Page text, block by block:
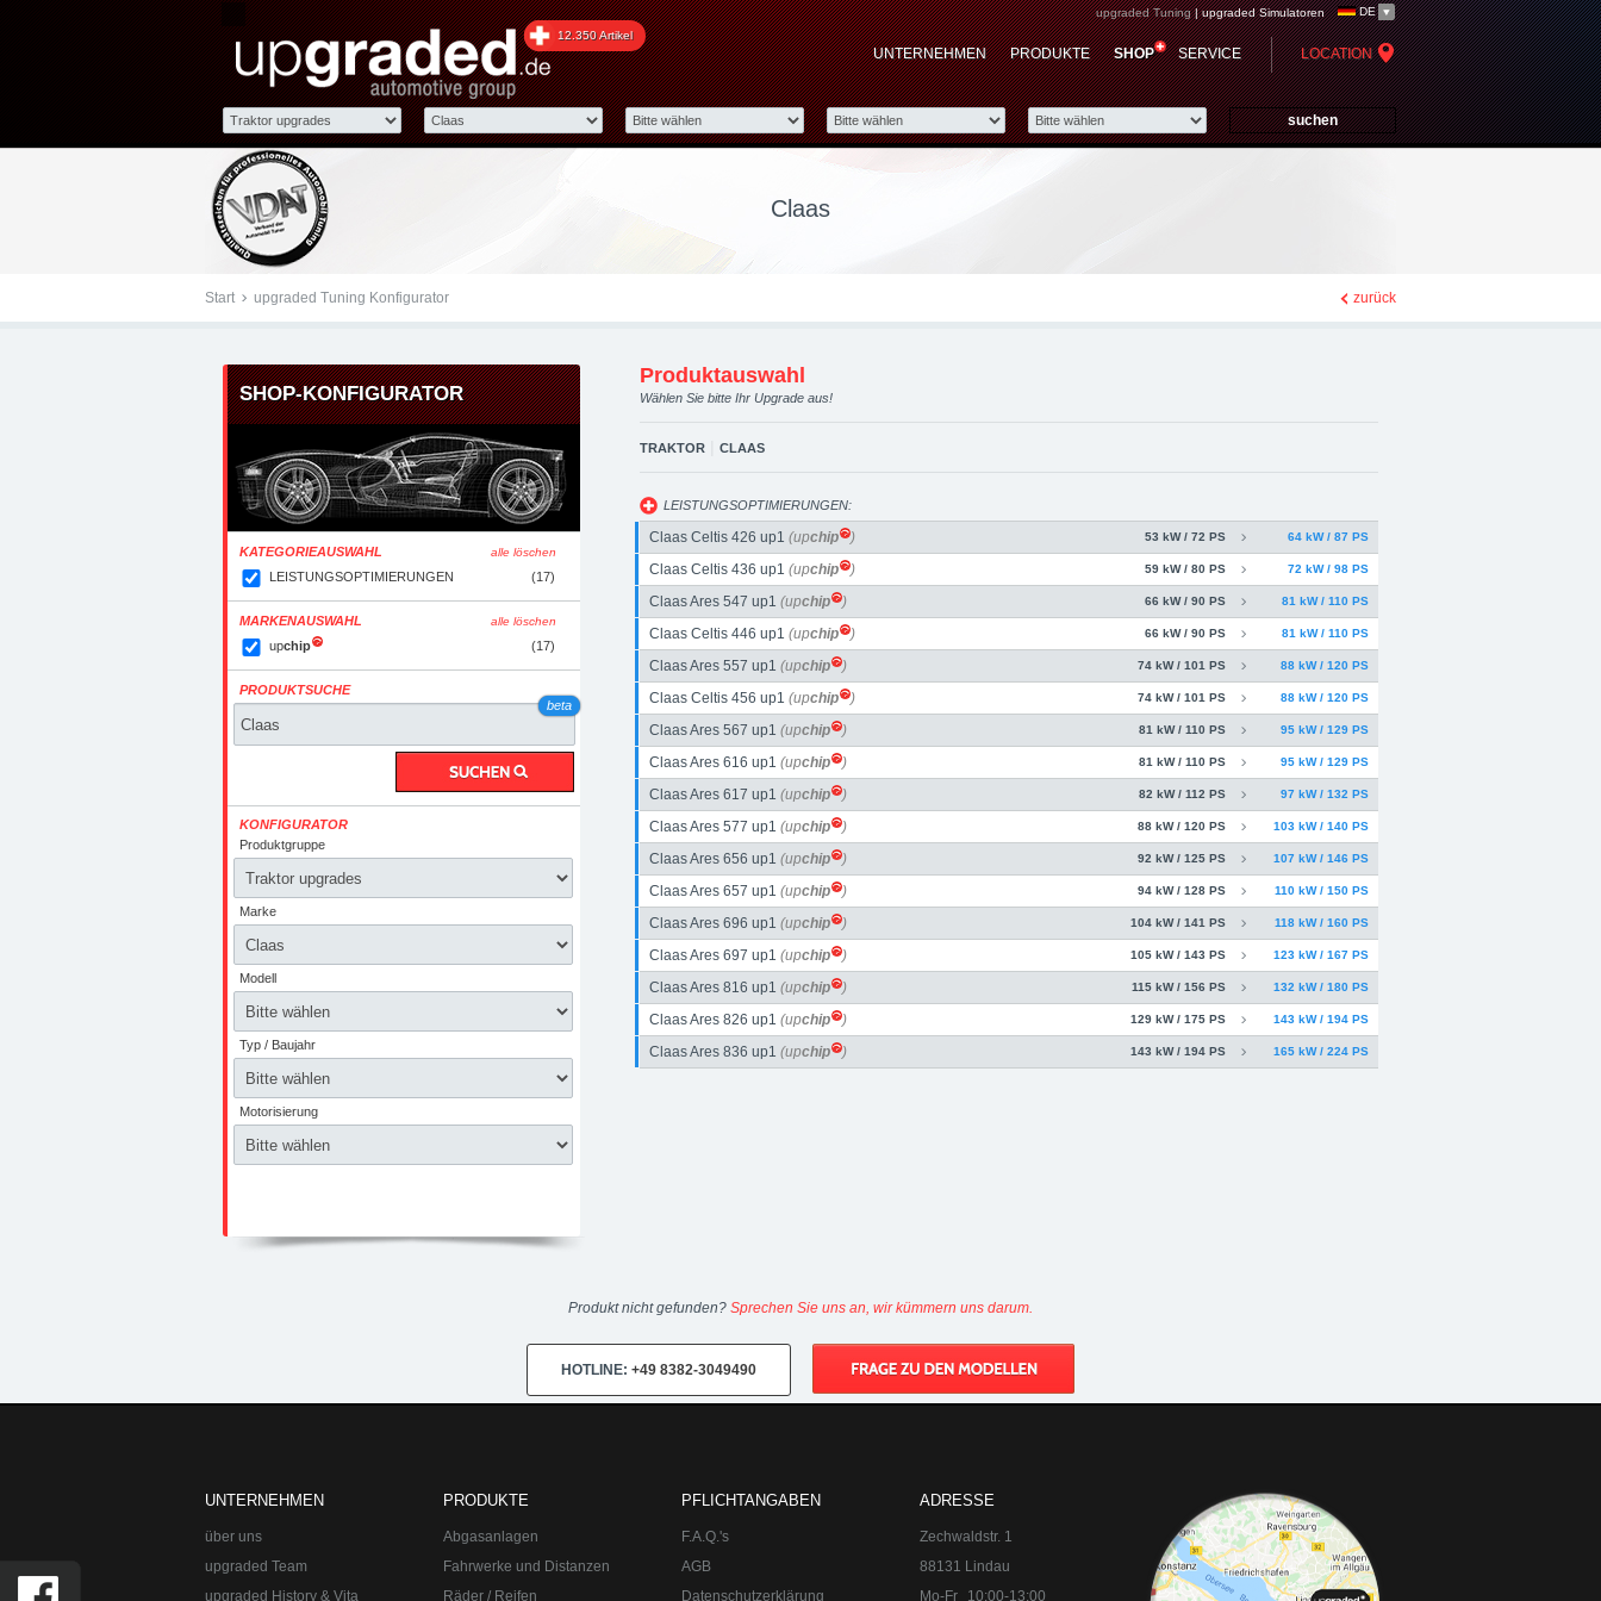
Tuningteile: Claas upgraded automotive group - Chiptuning,
Kraftstoffoptimierung, Performance Zubehör
12.350 Artikel
DE
LOCATION
SERVICE
SHOP
PRODUKTE
UNTERNEHMEN
upgraded Tuning|upgraded Simulatoren
Claas
Start upgraded Tuning Konfigurator zurück
SHOP-KONFIGURATOR
KATEGORIEAUSWAHL alle löschen
LEISTUNGSOPTIMIERUNGEN (17)
MARKENAUSWAHL alle löschen
upchip (17)
PRODUKTSUCHE
beta
KONFIGURATOR
Produktauswahl
Wählen Sie bitte Ihr Upgrade aus!
TRAKTOR CLAAS
LEISTUNGSOPTIMIERUNGEN:
Claas Celtis 426 up1 (upchip ) 64 kW / 87 PS
53 kW / 72 PS
Claas Celtis 436 up1 (upchip ) 72 kW / 98 PS
59 kW / 80 PS
Claas Ares 547 up1 (upchip ) 81 kW / 110 PS
66 kW / 90 PS
Claas Celtis 446 up1 (upchip ) 81 kW / 110 PS
66 kW / 90 PS
Claas Ares 557 up1 (upchip ) 88 kW / 120 PS
74 kW / 101 PS
Claas Celtis 456 up1 (upchip ) 88 kW / 120 PS
74 kW / 101 PS
Claas Ares 567 up1 (upchip ) 95 kW / 129 PS
81 kW / 110 PS
Claas Ares 616 up1 (upchip ) 95 kW / 129 PS
81 kW / 110 PS
Claas Ares 617 up1 (upchip ) 97 kW / 132 PS
82 kW / 112 PS
Claas Ares 577 up1 (upchip ) 103 kW / 140 PS
88 kW / 120 PS
Claas Ares 656 up1 (upchip ) 107 kW / 146 PS
92 kW / 125 PS
Claas Ares 657 up1 (upchip ) 110 kW / 150 PS
94 kW / 128 PS
Claas Ares 696 up1 (upchip ) 118 kW / 160 PS
104 kW / 141 PS
Claas Ares 697 up1 (upchip ) 123 kW / 167 PS
105 kW / 143 PS
Claas Ares 816 up1 (upchip ) 132 kW / 180 PS
115 kW / 156 PS
Claas Ares 826 up1 (upchip ) 143 kW / 194 PS
129 kW / 175 PS
Claas Ares 836 up1 (upchip ) 165 kW / 224 PS
143 kW / 194 PS
Produkt nicht gefunden? Sprechen Sie uns an, wir kümmern uns darum.
HOTLINE: +49 8382-3049490
UNTERNEHMEN
über uns
upgraded Team
upgraded History & Vita
PRODUKTE
Abgasanlagen
Fahrwerke und Distanzen
Räder / Reifen
PFLICHTANGABEN
F.A.Q.'s
AGB
Datenschutzerklärung
ADRESSE
Zechwaldstr. 1
88131 Lindau
Mo-Fr
10:00-13:00